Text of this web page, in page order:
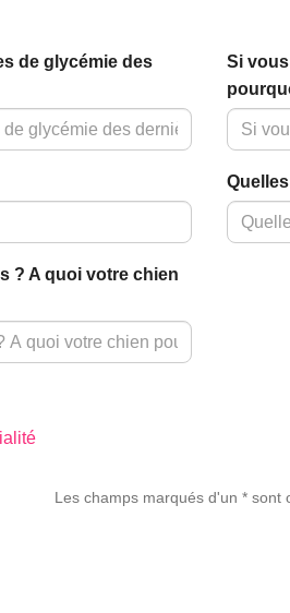
de glycémie des
Si
? A quoi votre chien
Les champs marqués d'un * sont